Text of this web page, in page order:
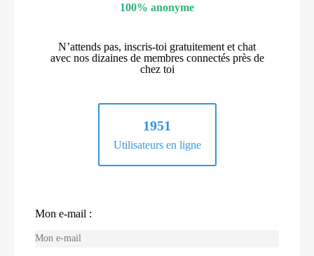
100% anonyme
N’attends pas, inscris-toi gratuitement et chat
avec nos dizaines de membres connectés près de
chez toi
1951
Utilisateurs en ligne
Mon e-mail :